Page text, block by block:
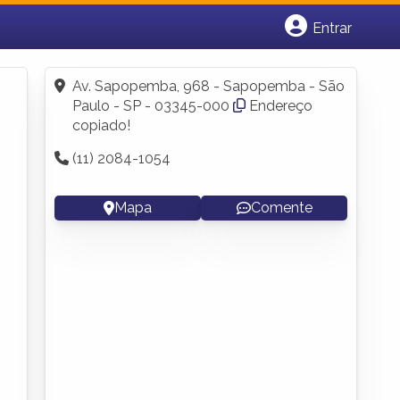
Entrar
Fazer login
Criar conta
Av. Sapopemba, 968 - Sapopemba - São
Paulo - SP - 03345-000
Endereço
copiado!
(11) 2084-1054
Mapa Comente